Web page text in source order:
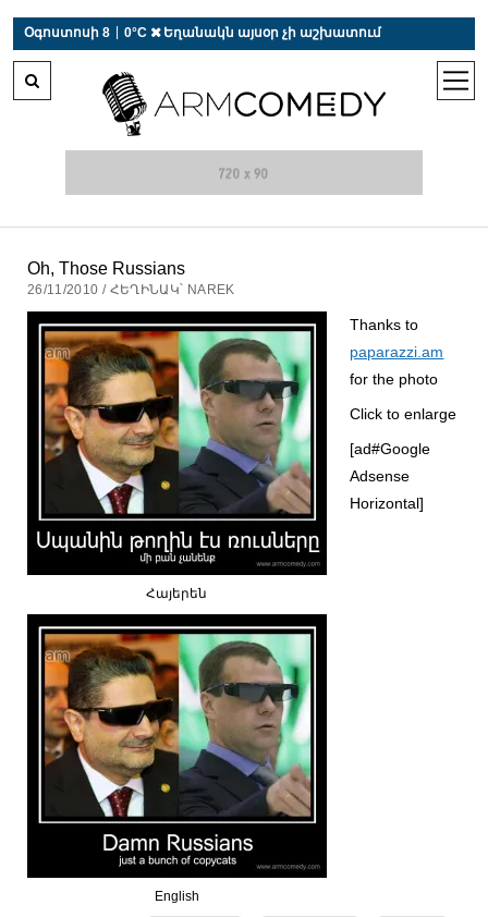
Օգոստոսի 8 0°C  Եղանակն այսօր չի աշխատում
open
Oh, Those Russians
26/11/2010 / ՀԵՂԻՆԱԿ՝ NAREK
Հայերեն
English
Thanks to
paparazzi.am
for the photo
Click to enlarge
[ad#Google
Adsense
Horizontal]